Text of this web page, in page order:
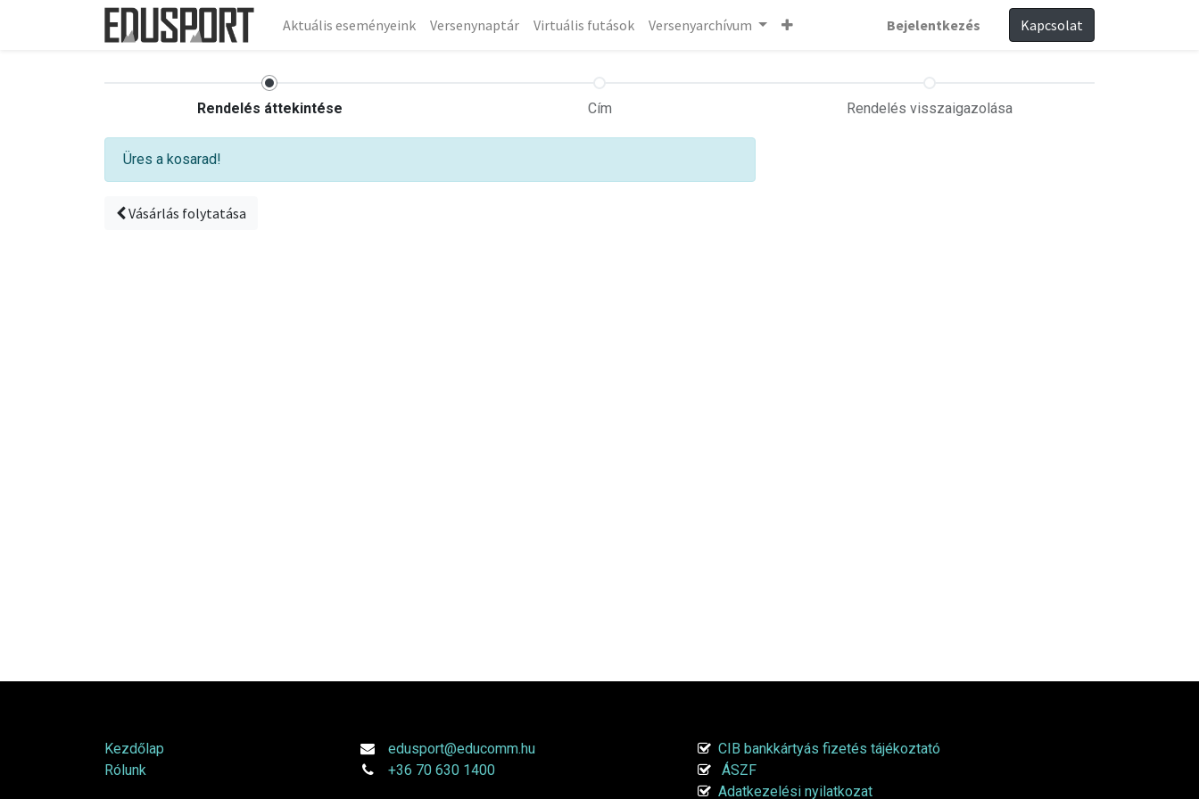
Aktuális eseményeink Versenynaptár Virtuális futások Versenyarchívum Bejelentkezés Kapcsolat
Rendelés áttekintése Cím Rendelés visszaigazolása
Üres a kosarad!
Vásárlás folytatása
Kezdőlap
Rólunk
edusport@educomm.hu
+36 70 630 1400
CIB bankkártyás fizetés tájékoztató
ÁSZF
Adatkezelési nyilatkozat